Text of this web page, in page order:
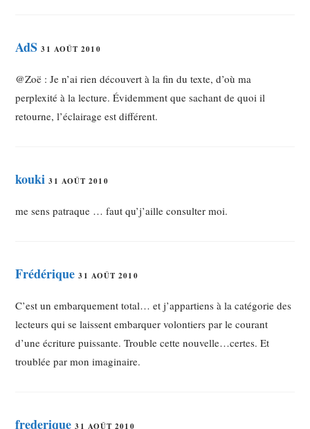
AdS 31 AOÛT 2010
@Zoë : Je n’ai rien découvert à la fin du texte, d’où ma
perplexité à la lecture. Évidemment que sachant de quoi il
retourne, l’éclairage est différent.
kouki 31 AOÛT 2010
me sens patraque … faut qu’j’aille consulter moi.
Frédérique 31 AOÛT 2010
C’est un embarquement total… et j’appartiens à la catégorie des
lecteurs qui se laissent embarquer volontiers par le courant
d’une écriture puissante. Trouble cette nouvelle…certes. Et
troublée par mon imaginaire.
frederique 31 AOÛT 2010